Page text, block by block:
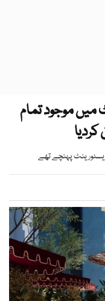
موجود تمام
پہنچے تھے